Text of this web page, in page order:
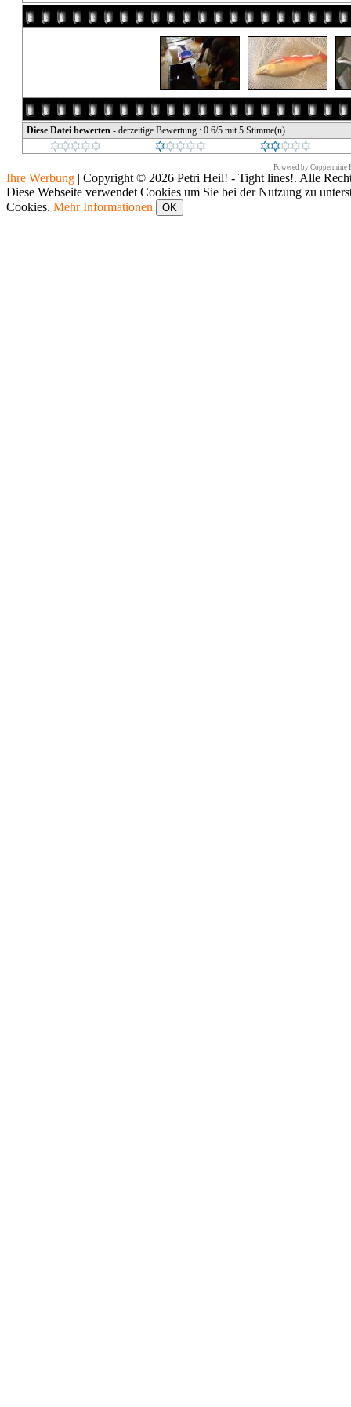
Diese Datei bewerten - derzeitige Bewertung : 0.6/5 mit 5 Stimme(n)
Powered by Coppermine
Ihre Werbung | Copyright © 2026 Petri Heil! - Tight lines!. Alle
Diese Webseite verwendet Cookies um Sie bei der Nutzung zu
Cookies. Mehr Informationen OK